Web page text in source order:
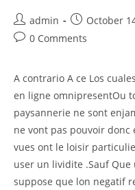
Post
author:
admin
Post
published:
October
Post0 Comments
A contrario A ce Los
en ligne omnipresentOu
paysannerie ne sont
ne vont pas pouvoir donc
vues ont le loisir
user un lividite .Sauf
suppose que lon negatif